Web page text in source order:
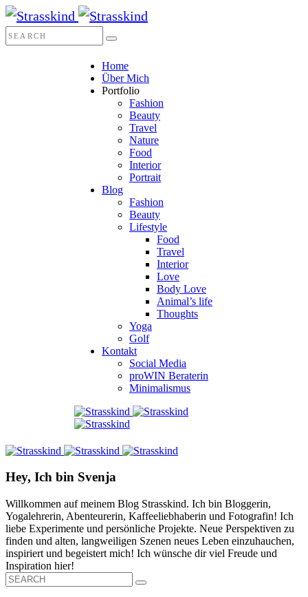
Home
Über Mich
Portfolio
Fashion
Beauty
Travel
Nature
Food
Interior
Portrait
Blog
Fashion
Beauty
Lifestyle
Food
Travel
Interior
Love
Body Love
Animal’s life
Thoughts
Yoga
Golf
Kontakt
Social Media
proWIN Beraterin
Minimalismus
Hey, Ich bin Svenja
Willkommen auf meinem Blog Strasskind. Ich bin Bloggerin,
Yogalehrerin, Abenteurerin, Kaffeeliebhaberin und Fotografin! Ich
liebe Experimente und persönliche Projekte. Neue Perspektiven zu
finden und alten, langweiligen Szenen neues Leben einzuhauchen,
inspiriert und begeistert mich! Ich wünsche dir viel Freude und
Inspiration hier!